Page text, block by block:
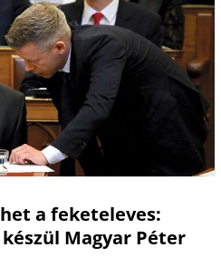
a feketeleves:
Magyar Péter